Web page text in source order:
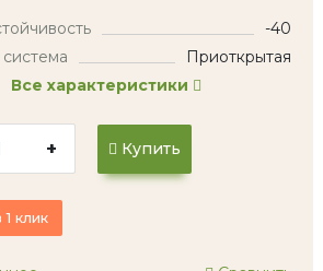
-40
Приоткрытая
Все характеристики
+ Купить
клик